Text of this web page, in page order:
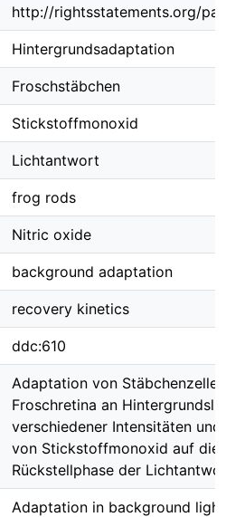
http://rightsstatements.org/
Hintergrundsadaptation
Froschstäbchen
Stickstoffmonoxid
Lichtantwort
frog rods
Nitric oxide
background adaptation
recovery kinetics
ddc:610
Adaptation von
Froschretina an
verschiedener Intensitäten und
von Stickstoffmonoxid auf die
Rückstellphase der
Adaptation in background